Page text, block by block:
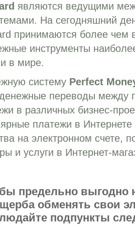
являются ведущими
На сегодняшний
принимаются более чем
инструменты
в мире.
систему Perfect
переводы между
в различных бизнес-
платежи в
на электронном счете,
и услуги в Интернет-
предельно выгодно
обменять свои
подпункты